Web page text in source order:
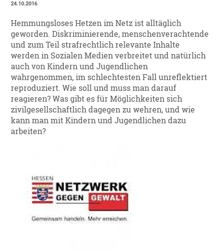
24.10.2016
Hemmungsloses Hetzen im Netz ist alltäglich
geworden. Diskriminierende, menschenverachtende
und zum Teil strafrechtlich relevante Inhalte
werden in Sozialen Medien verbreitet und natürlich
auch von Kindern und Jugendlichen
wahrgenommen, im schlechtesten Fall unreflektiert
reproduziert. Wie soll und muss man darauf
reagieren? Was gibt es für Möglichkeiten sich
zivilgesellschaftlich dagegen zu wehren, und wie
kann man mit Kindern und Jugendlichen dazu
arbeiten?